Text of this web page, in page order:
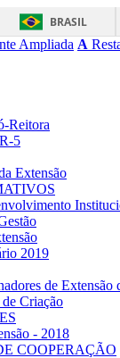
BRASIL
Ampliada A
Reitora
5
Extensão
2019
de Extensão
Criação
- 2018
COOPERAÇÃO